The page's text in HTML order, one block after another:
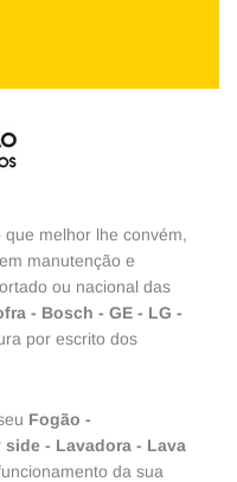
melhor lhe convém,
manutenção e
ou nacional das
- Bosch - GE - LG -
por escrito dos
Fogão -
side - Lavadora - Lava
da sua